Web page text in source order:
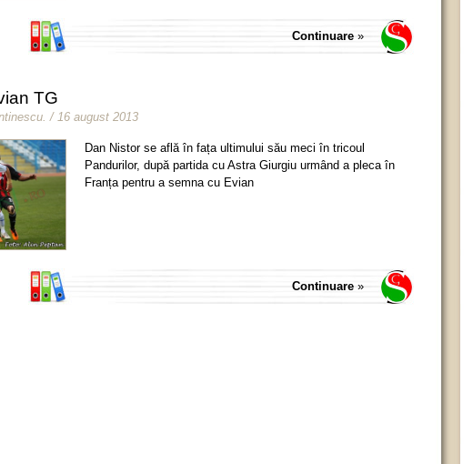
Continuare »
TG
/ 16 august 2013
Dan Nistor se află în fața ultimului său meci în tricoul
Pandurilor, după partida cu Astra Giurgiu urmând a pleca în
Franța pentru a semna cu Evian
Continuare »